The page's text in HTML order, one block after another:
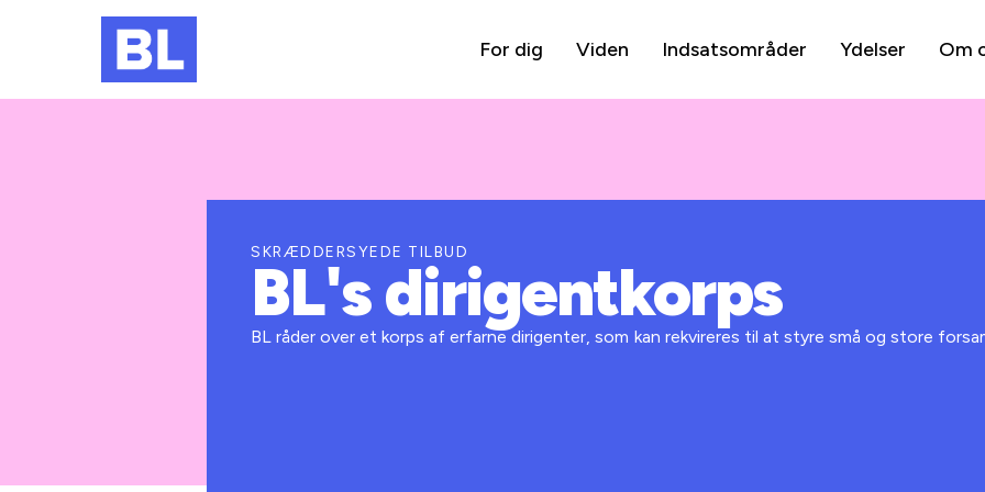
For dig Viden Indsatsområder Ydelser Om
SKRÆDDERSYEDE TILBUD
BL's dirigentkorps
BL råder over et korps af erfarne dirigenter, som kan rekvireres til at styre små og store